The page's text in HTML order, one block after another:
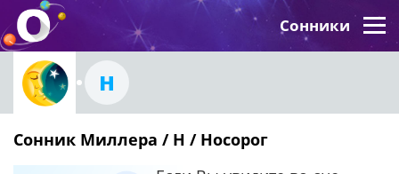
Сонники
Н
Сонник Миллера / Н / Носорог